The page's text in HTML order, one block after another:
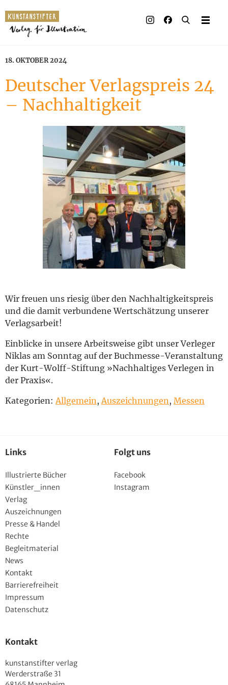
18. OKTOBER 2024
Deutscher Verlagspreis 24
– Nachhaltigkeit
Wir freuen uns riesig über den Nachhaltigkeitspreis
und die damit verbundene Wertschätzung unserer
Verlagsarbeit!
Einblicke in unsere Arbeitsweise gibt unser Verleger
Niklas am Sonntag auf der Buchmesse-Veranstaltung
der Kurt-Wolff-Stiftung »Nachhaltiges Verlegen in
der Praxis«.
Kategorien: Allgemein , Auszeichnungen , Messen
Links
Illustrierte Bücher
Künstler_innen
Verlag
Auszeichnungen
Presse & Handel
Rechte
Begleitmaterial
News
Kontakt
Barrierefreiheit
Impressum
Datenschutz
Folgt uns
Facebook
Instagram
Kontakt
kunstanstifter verlag
Werderstraße 31
Verlag
Auszeichnungen
Presse & Handel
Rechte
Begleitmaterial
Kontakt
English